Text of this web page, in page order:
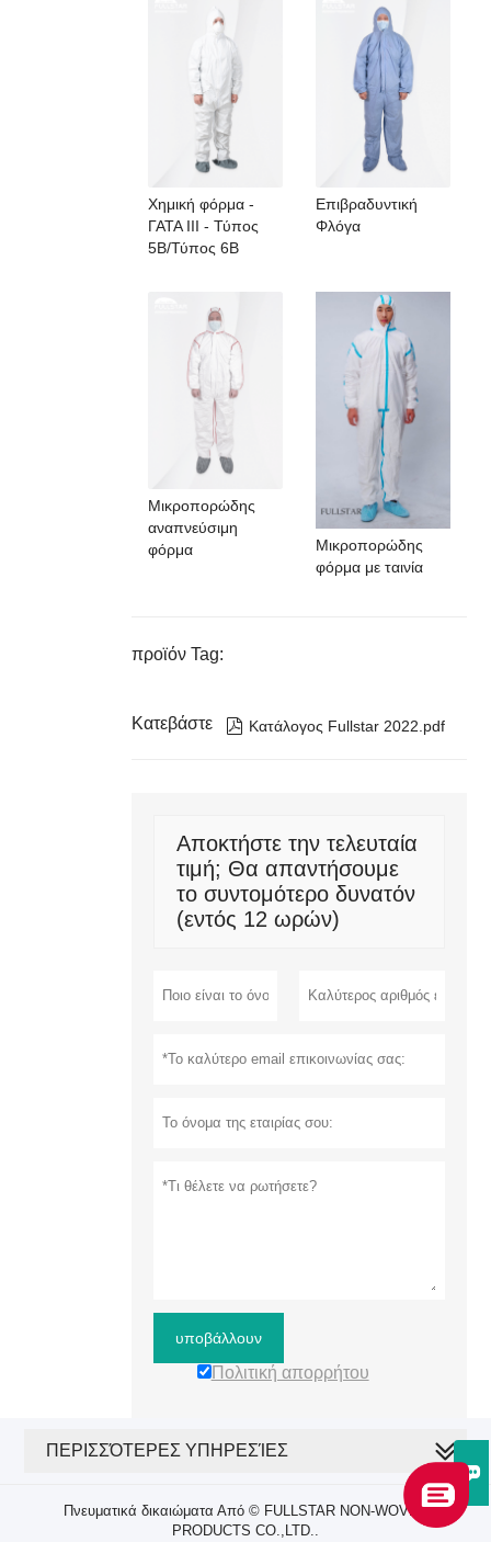

Χημική φόρμα -
ΓΑΤΑ III - Τύπος
5B/Τύπος 6B
Επιβραδυντική
Φλόγα
Μικροπορώδης
αναπνεύσιμη
φόρμα
Μικροπορώδης
φόρμα με ταινία
προϊόν Tag:
Κατεβάστε  Κατάλογος Fullstar 2022.pdf
Αποκτήστε την τελευταία
τιμή; Θα απαντήσουμε
το συντομότερο δυνατόν
(εντός 12 ωρών)
υποβάλλουν
Πολιτική απορρήτου
ΠΕΡΙΣΣΌΤΕΡΕΣ ΥΠΗΡΕΣΊΕΣ
Πνευματικά δικαιώματα Από © FULLSTAR NON-WOVEN
PRODUCTS CO.,LTD..